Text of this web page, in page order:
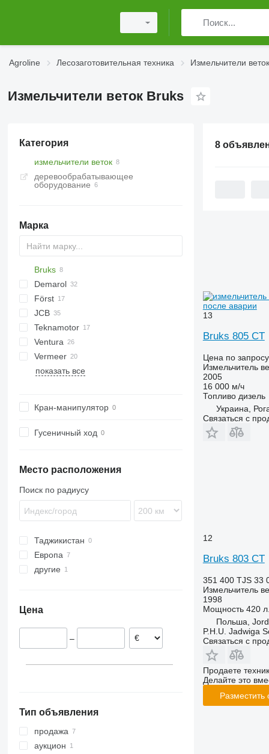
Agroline Лесозаготовительная техника Измельчители веток
Измельчители веток Bruks
Категория
измельчители веток
деревообрабатывающее
оборудование
Марка
Bruks
CK
Demarol
R-12
R-13
Tajga
AK
DW
Biber
Först
ST
TR
Arborist
QuadTrak
JCB
A-series
Hem
1510 E
Crambo
Big X
CS
TP
OL
PTH
MR
Teknamotor
Skorpion
1270
TW
Ventura
Vermeer
BC
FH
MZA
показать все
Кран-манипулятор
Гусеничный ход
Место расположения
Поиск по радиусу
Таджикистан
Европа
Австрия
другие
Цена
–
Тип объявления
продажа
аукцион
8
после аварии
13
Bruks 805 CT
Цена по запросу
Измельчитель
2005
16 000 м/ч
Топливо дизель
Украина,
Связаться с
12
Bruks 803 CT
351 400 TJS 33
Измельчитель
1998
Мощность 420
Польша,
P.H.U. Jadwiga
Связаться с
Продаете
Делайте это